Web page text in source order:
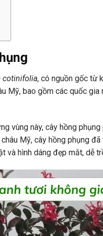
cotinifolia, có nguồn gốc từ
Mỹ, bao gồm các quốc
vùng này, cây hồng
Mỹ, cây hồng phụng
và hình dáng đẹp mắt, dễ